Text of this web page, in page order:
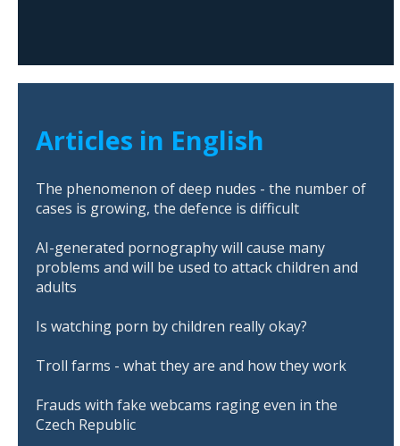
Articles in English
The phenomenon of deep nudes - the number of
cases is growing, the defence is difficult
AI-generated pornography will cause many
problems and will be used to attack children and
adults
Is watching porn by children really okay?
Troll farms - what they are and how they work
Frauds with fake webcams raging even in the
Czech Republic